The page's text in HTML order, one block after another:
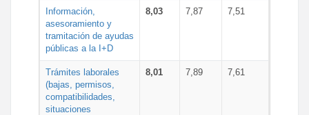
Información,
asesoramiento y
tramitación de ayudas
públicas a la I+D
8,03 7,87 7,51
Trámites laborales
(bajas, permisos,
compatibilidades,
situaciones
8,01 7,89 7,61